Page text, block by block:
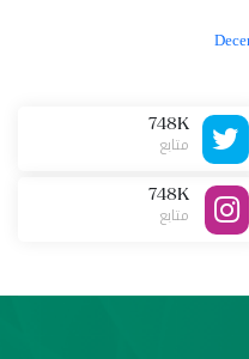
748K
متابع
748K
متابع